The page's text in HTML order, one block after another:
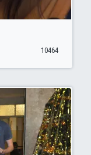
10464